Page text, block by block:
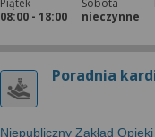
Piątek
08:00 - 18:00
Sobota
nieczynne
Poradnia
Niepubliczny Zakład